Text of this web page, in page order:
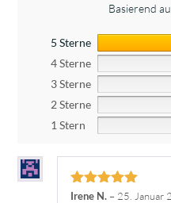
Basierend
5 Sterne
4 Sterne
3 Sterne
2 Sterne
1 Stern
Bewertet mit
Irene N. – 25. Januar